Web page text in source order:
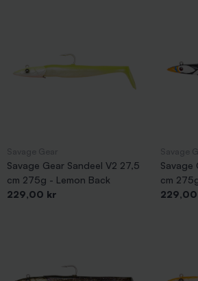
Savage Gear Sandeel V2 27,5
cm 275g - Lemon Back
Pris
229,00 kr
Savage
cm
Pris